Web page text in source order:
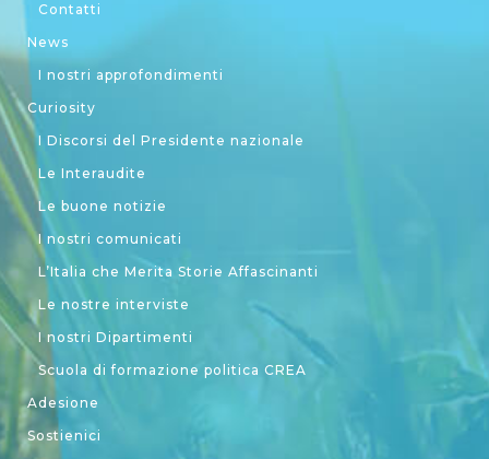
Contatti
News
I nostri approfondimenti
Curiosity
I Discorsi del Presidente nazionale
Le Interaudite
Le buone notizie
I nostri comunicati
L’Italia che Merita Storie Affascinanti
Le nostre interviste
I nostri Dipartimenti
Scuola di formazione politica CREA
Adesione
Sostienici